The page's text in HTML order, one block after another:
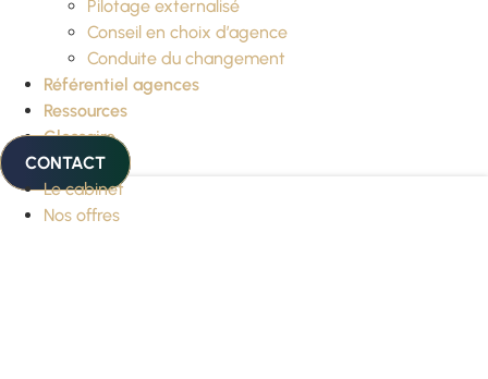
Pilotage externalisé
Conseil en choix d’agence
Conduite du changement
Référentiel agences
Ressources
Glossaire
CONTACT
Le cabinet
Nos offres